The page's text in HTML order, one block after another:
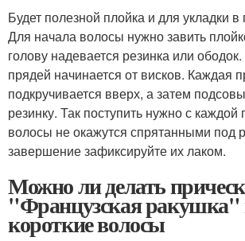
Будет полезной плойка и для укладки в
Для начала волосы нужно завить
голову надевается резинка или
прядей начинается от висков. Каждая
подкручивается вверх, а затем
резинку. Так поступить нужно с каждой
волосы не окажутся спрятанными под
завершение зафиксируйте их лаком.
Можно ли делать
"Французская ракушка"
короткие волосы